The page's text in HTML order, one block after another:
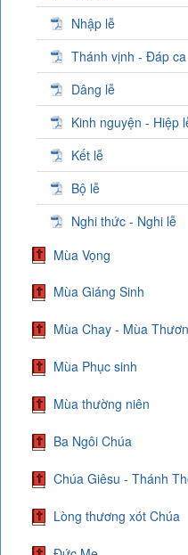
Nhập lễ
Thánh vịnh - Đáp ca
Dâng lễ
Kinh nguyện - Hiệp
Kết lễ
Bộ lễ
Nghi thức - Nghi lễ
Mùa Vọng
Mùa Giáng Sinh
Mùa Chay - Mùa
Mùa Phục sinh
Mùa thường niên
Ba Ngôi Chúa
Chúa Giêsu - Thánh
Lòng thương xót Chúa